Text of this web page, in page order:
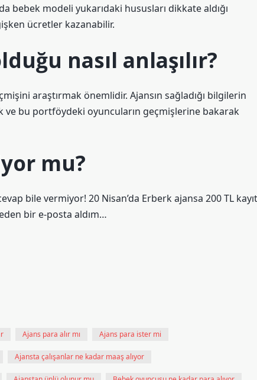
bebek modeli yukarıdaki hususları dikkate aldığı
ücretler kazanabilir.
nasıl anlaşılır?
araştırmak önemlidir. Ajansın sağladığı bilgilerin
bu portföydeki oyuncuların geçmişlerine bakarak
mu?
bile vermiyor! 20 Nisan’da Erberk ajansa 200 TL kayıt
bir e-posta aldım…
Ajans para alır mı Ajans para ister mi
Ajansta çalışanlar ne kadar maaş alıyor